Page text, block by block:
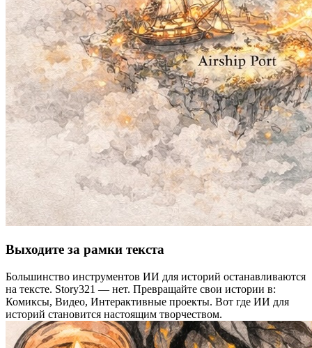
Выходите за рамки текста
Большинство инструментов ИИ для историй останавливаются
на тексте. Story321 — нет. Превращайте свои истории в:
Комиксы, Видео, Интерактивные проекты. Вот где ИИ для
историй становится настоящим творчеством.